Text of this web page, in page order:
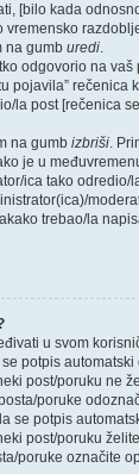
[bilo kada
vremensko
na gumb uredi.
odgovorio na
pojavila” rečenica
la post [rečenica
na gumb izbriši.
je u
ica tako odredio/
trebao/la
u svom
potpis
post/poruku ne
poruke
se potpis
post/poruku
poruke označite